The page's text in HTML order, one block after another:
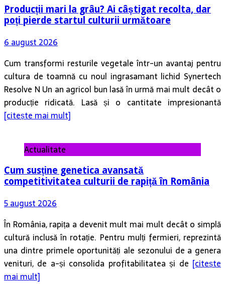
Producții mari la grâu? Ai câștigat recolta, dar
poți pierde startul culturii următoare
6 august 2026
Cum transformi resturile vegetale într-un avantaj pentru
cultura de toamnă cu noul ingrasamant lichid Synertech
Resolve N Un an agricol bun lasă în urmă mai mult decât o
producție ridicată. Lasă și o cantitate impresionantă
[citește mai mult]
Actualitate
Cum susține genetica avansată
competitivitatea culturii de rapiță în România
5 august 2026
În România, rapița a devenit mult mai mult decât o simplă
cultură inclusă în rotație. Pentru mulți fermieri, reprezintă
una dintre primele oportunități ale sezonului de a genera
venituri, de a-și consolida profitabilitatea și de [citește
mai mult]